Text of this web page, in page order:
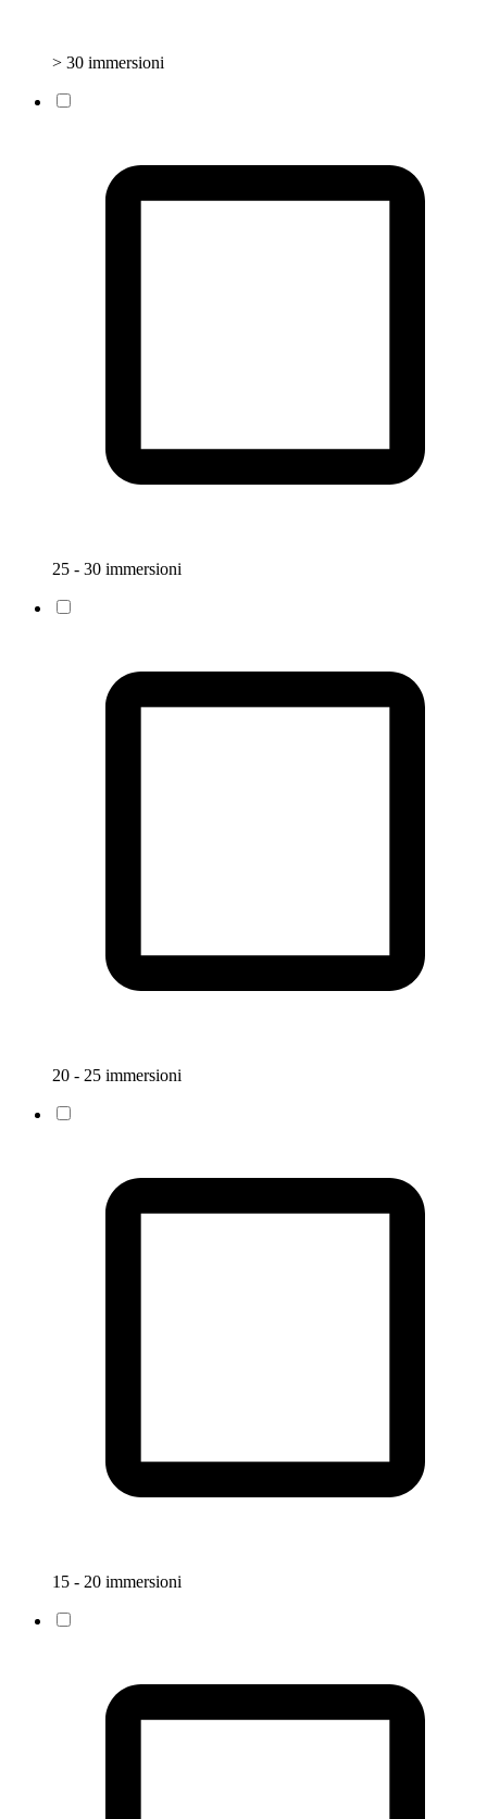
> 30 immersioni
25 - 30 immersioni
20 - 25 immersioni
15 - 20 immersioni